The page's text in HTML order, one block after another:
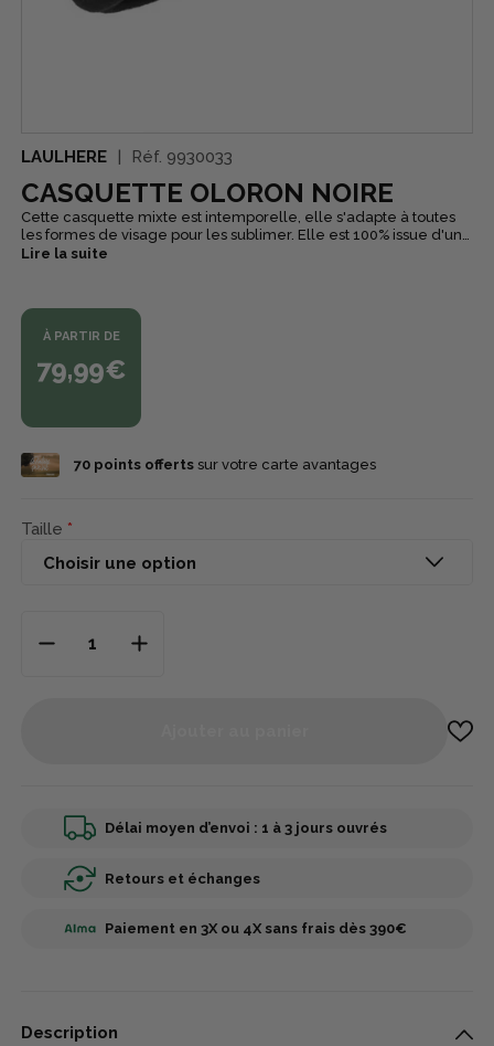
LAULHERE Réf. 9930033
CASQUETTE OLORON NOIRE
Cette casquette mixte est intemporelle, elle s'adapte à toutes
les formes de visage pour les sublimer. Elle est 100% issue d'un
savoir-faire français.
Lire la suite
À PARTIR DE
79,99€
70points offertssur votre carte avantages
Taille
Délai moyen d’envoi : 1 à 3 jours ouvrés
Retours et échanges
Paiement en 3X ou 4X sans frais dès 390€
Description